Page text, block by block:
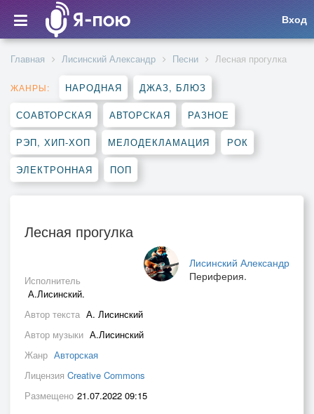
Вход
Главная Лисинский Александр Песни Лесная прогулка
ЖАНРЫ: НАРОДНАЯ ДЖАЗ, БЛЮЗ
СОАВТОРСКАЯ АВТОРСКАЯ РАЗНОЕ
РЭП, ХИП-ХОП МЕЛОДЕКЛАМАЦИЯ РОК
ЭЛЕКТРОННАЯ ПОП
Лесная прогулка
Лисинский Александр
Периферия.
Исполнитель
А.Лисинский.
Автор текста А. Лисинский
Автор музыки А.Лисинский
Жанр Авторская
Лицензия Creative Commons
Размещено 21.07.2022 09:15